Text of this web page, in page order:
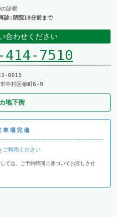
診察
診:閉院10分前まで
合わせください
414-7510
0015
中村区椿町6-9
地下街
車場完備
ご利用ください
ては、ご予約時間に基づいてお渡しさせ